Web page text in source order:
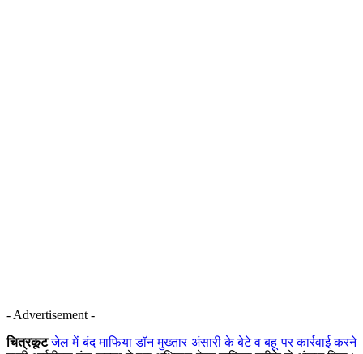
- Advertisement -
चित्रकूट जेल में बंद माफिया डॉन मुख्तार अंसारी के बेटे व बहू पर कार्रवाई करने